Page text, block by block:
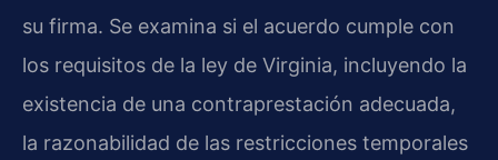
su firma. Se examina si el acuerdo cumple con
los requisitos de la ley de Virginia, incluyendo la
existencia de una contraprestación adecuada,
la razonabilidad de las restricciones temporales